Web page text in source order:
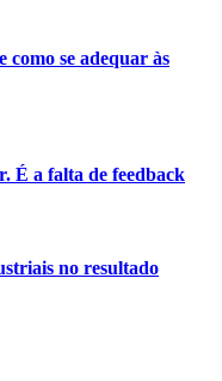
como se adequar às
É a falta de feedback
no resultado